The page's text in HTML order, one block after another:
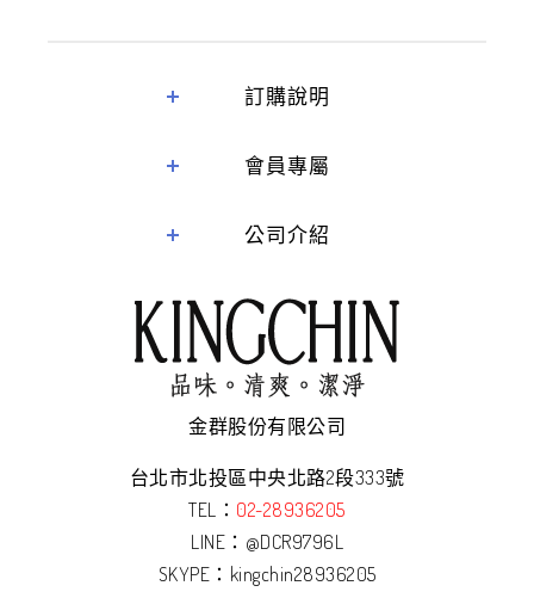
訂購說明
會員專屬
公司介紹
金群股份有限公司
台北市北投區中央北路2段333號
TEL： 02-28936205
LINE： @DCR9796L
SKYPE：kingchin28936205